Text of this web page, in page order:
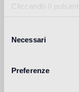
Cliccando il
tecnici.
delNecessari
Preferenze
Sol extérieur
Piscine et SPA